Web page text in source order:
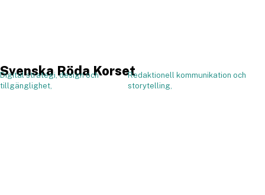
Svenska Röda Korset
Digital strategi, design och
tillgänglighet,
Redaktionell kommunikation och
storytelling,